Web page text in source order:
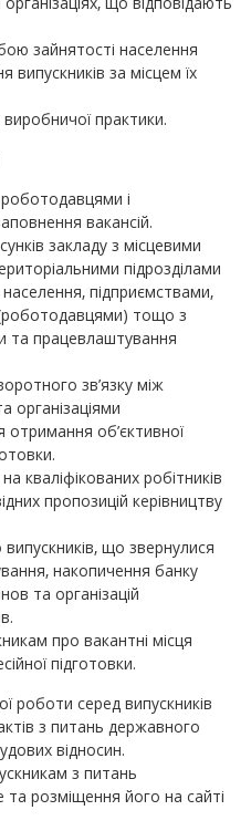
зайнятості населення
за місцем їх
практики.
і
вакансій.
закладу з місцевими
підрозділами
підприємствами,
тощо з
та працевлаштування
зв’язку між
організаціями
об’єктивної
кваліфікованих робітників
пропозицій керівництву
що звернулися
накопичення банку
та організацій
про вакантні місця
підготовки.
роботи серед випускників
з питань державного
відносин.
з питань
розміщення його на сайті